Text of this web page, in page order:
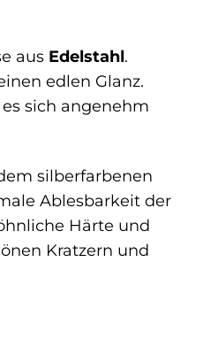
aus Edelstahl.
edlen Glanz.
sich angenehm
silberfarbenen
Ablesbarkeit der
Härte und
Kratzern und